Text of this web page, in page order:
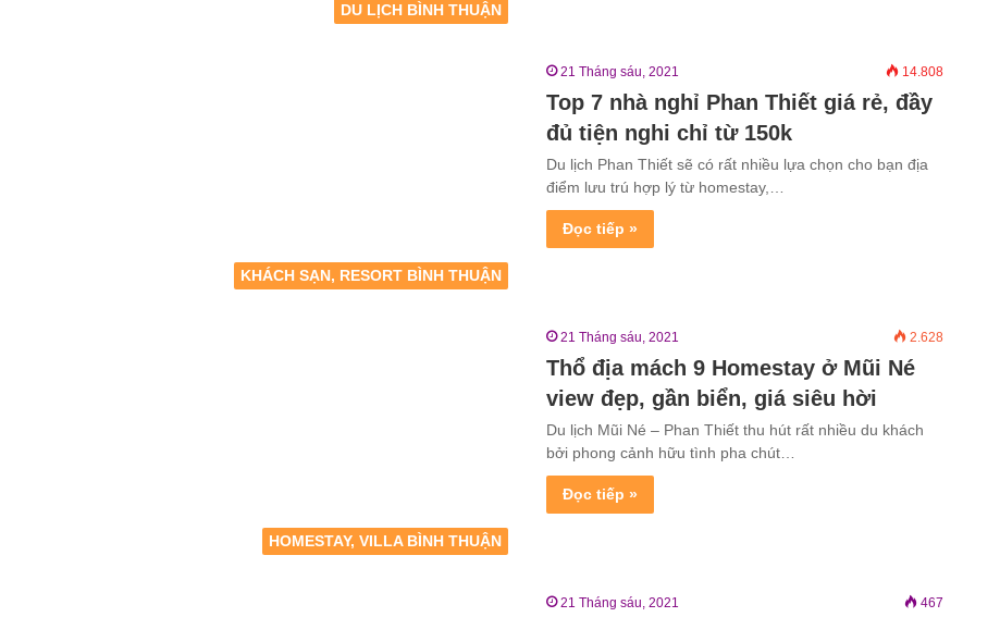
DU LỊCH BÌNH THUẬN
KHÁCH SẠN, RESORT BÌNH THUẬN
21 Tháng sáu, 2021 14.808
Top 7 nhà nghỉ Phan Thiết giá rẻ, đầy
đủ tiện nghi chỉ từ 150k
Du lịch Phan Thiết sẽ có rất nhiều lựa chọn cho bạn địa
điểm lưu trú hợp lý từ homestay,…
Đọc tiếp »
HOMESTAY, VILLA BÌNH THUẬN
21 Tháng sáu, 2021 2.628
Thổ địa mách 9 Homestay ở Mũi Né
view đẹp, gần biển, giá siêu hời
Du lịch Mũi Né – Phan Thiết thu hút rất nhiều du khách
bởi phong cảnh hữu tình pha chút…
Đọc tiếp »
21 Tháng sáu, 2021 467